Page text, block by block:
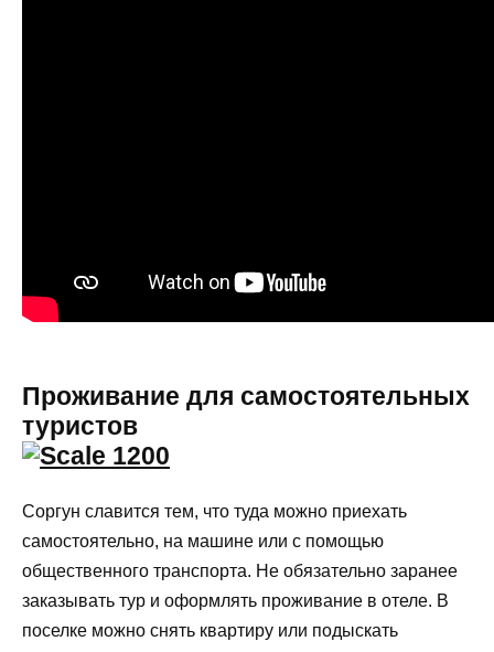
Проживание для самостоятельных
туристов
Соргун славится тем, что туда можно приехать
самостоятельно, на машине или с помощью
общественного транспорта. Не обязательно заранее
заказывать тур и оформлять проживание в отеле. В
поселке можно снять квартиру или подыскать